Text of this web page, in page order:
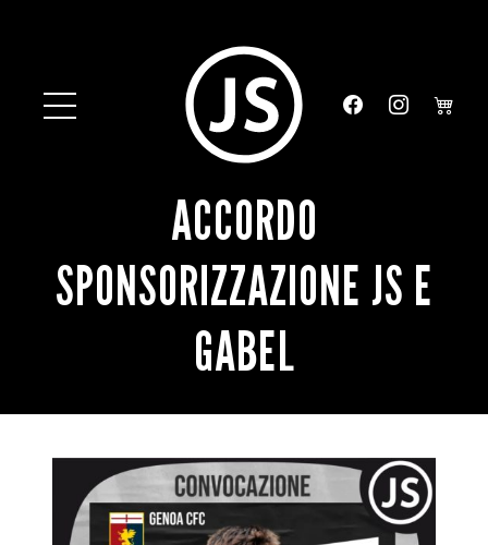
ACCORDO
SPONSORIZZAZIONE JS E
GABEL